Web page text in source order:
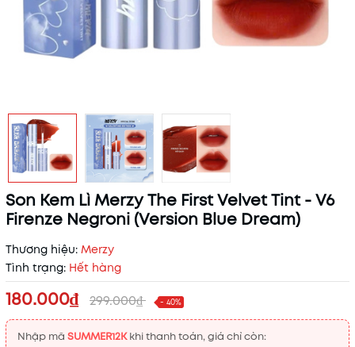
Son Kem Lì Merzy The First Velvet Tint - V6
Firenze Negroni (Version Blue Dream)
Thương hiệu: Merzy
Tình trạng: Hết hàng
180.000₫ 299.000₫ - 40%
Nhập mã SUMMER12Kkhi thanh toán, giá chỉ còn: